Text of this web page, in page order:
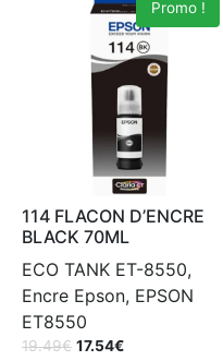
Promo !
114 FLACON D’ENCRE
BLACK 70ML
ECO TANK ET-8550,
Encre Epson, EPSON
ET8550
19.49€ 17.54€